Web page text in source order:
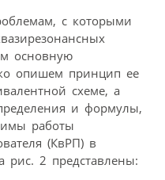
с которыми
основную
опишем принцип ее
схеме, а
и формулы,
работы
(КвРП) в
рис. 2 представлены: